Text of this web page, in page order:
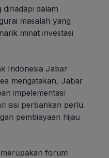
dihadapi dalam
masalah yang
minat investasi
Indonesia Jabar
mengatakan, Jabar
impelementasi
sisi perbankan perlu
pembiayaan hijau
forum